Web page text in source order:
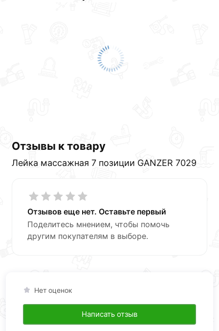
Отзывы к товару
Лейка массажная 7 позиции GANZER 7029
Отзывов еще нет. Оставьте первый
Поделитесь мнением, чтобы помочь
другим покупателям в выборе.
Нет оценок
Написать отзыв